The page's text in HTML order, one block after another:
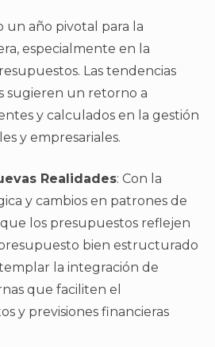
un año pivotal para la
especialmente en la
Las tendencias
sugieren un retorno a
y calculados en la gestión
y empresariales.
Realidades: Con la
y cambios en patrones de
los presupuestos reflejen
bien estructurado
la integración de
que faciliten el
y previsiones financieras